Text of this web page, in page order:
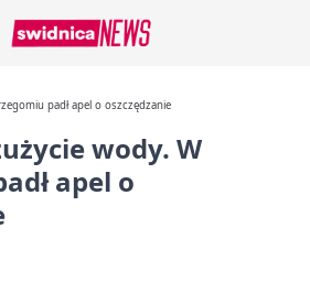
padł apel o oszczędzanie
wody. W
apel o